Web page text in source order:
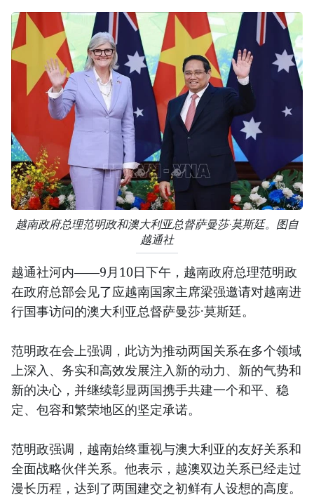
越南政府总理范明政和澳大利亚总督萨曼莎·莫斯廷。图自
越通社
越通社河内——9月10日下午，越南政府总理范明政
在政府总部会见了应越南国家主席梁强邀请对越南进
行国事访问的澳大利亚总督萨曼莎·莫斯廷。
范明政在会上强调，此访为推动两国关系在多个领域
上深入、务实和高效发展注入新的动力、新的气势和
新的决心，并继续彰显两国携手共建一个和平、稳
定、包容和繁荣地区的坚定承诺。
范明政强调，越南始终重视与澳大利亚的友好关系和
全面战略伙伴关系。他表示，越澳双边关系已经走过
漫长历程，达到了两国建交之初鲜有人设想的高度。